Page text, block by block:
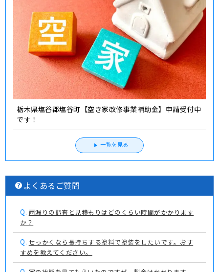
栃木県塩谷郡塩谷町【空き家改修事業補助金】申請受付中
です！
一覧を見る
よくあるご質問
Q. 雨漏りの調査と見積もりはどのくらい時間がかかります
か？
Q. せっかくなら長持ちする塗料で塗装をしたいです。おす
すめを教えてください。